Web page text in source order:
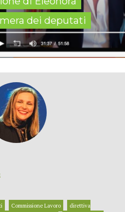
dei deputati
Commissione Lavoro
direttiva